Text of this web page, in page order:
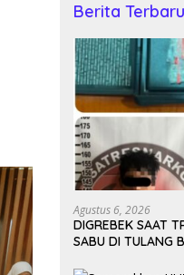
Berita Terbaru
Agustus 6, 2026
DIGREBEK SAAT
SABU DI TULANG